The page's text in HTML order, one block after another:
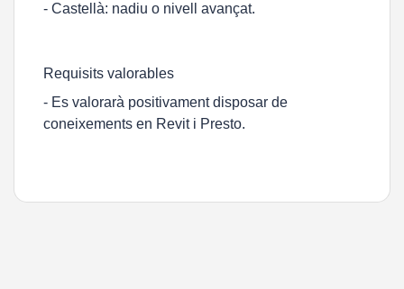
- Castellà: nadiu o nivell avançat.
Requisits valorables
- Es valorarà positivament disposar de
coneixements en Revit i Presto.